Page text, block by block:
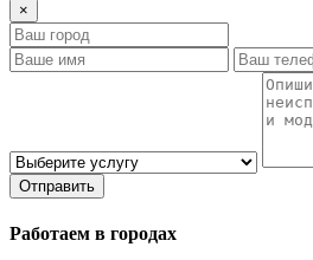
×
Отправить
Работаем в городах